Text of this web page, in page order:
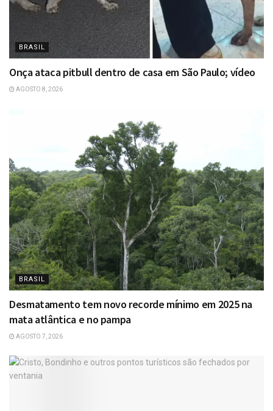
BRASIL
Onça ataca pitbull dentro de casa em São Paulo; vídeo
AGOSTO 8, 2026
BRASIL
Desmatamento tem novo recorde mínimo em 2025 na
mata atlântica e no pampa
AGOSTO 7, 2026